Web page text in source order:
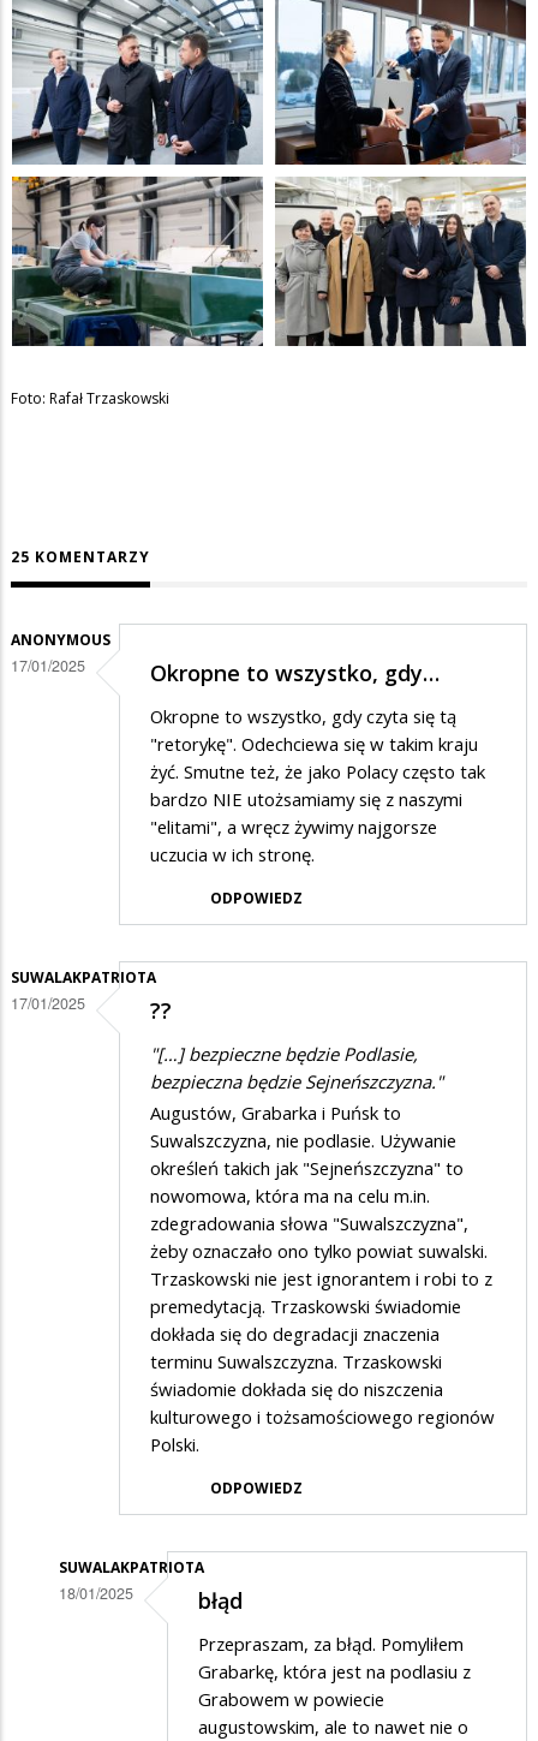
Foto: Rafał Trzaskowski
25 KOMENTARZY
ANONYMOUS
17/01/2025 Okropne to wszystko, gdy…
Okropne to wszystko, gdy czyta się tą
"retorykę". Odechciewa się w takim kraju
żyć. Smutne też, że jako Polacy często tak
bardzo NIE utożsamiamy się z naszymi
"elitami", a wręcz żywimy najgorsze
uczucia w ich stronę.
ODPOWIEDZ
SUWALAKPATRIOTA
17/01/2025 ??
"[…] bezpieczne będzie Podlasie,
bezpieczna będzie Sejneńszczyzna."
Augustów, Grabarka i Puńsk to
Suwalszczyzna, nie podlasie. Używanie
określeń takich jak "Sejneńszczyzna" to
nowomowa, która ma na celu m.in.
zdegradowania słowa "Suwalszczyzna",
żeby oznaczało ono tylko powiat suwalski.
Trzaskowski nie jest ignorantem i robi to z
premedytacją. Trzaskowski świadomie
dokłada się do degradacji znaczenia
terminu Suwalszczyzna. Trzaskowski
świadomie dokłada się do niszczenia
kulturowego i tożsamościowego regionów
Polski.
ODPOWIEDZ
SUWALAKPATRIOTA
18/01/2025
SuwalakPatriota
błąd
Przepraszam, za błąd. Pomyliłem
Grabarkę, która jest na podlasiu z
Grabowem w powiecie
augustowskim, ale to nawet nie o